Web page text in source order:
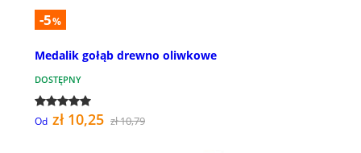
-5%
Medalik gołąb drewno oliwkowe
DOSTĘPNY
Od zł 10,25 zł 10,79